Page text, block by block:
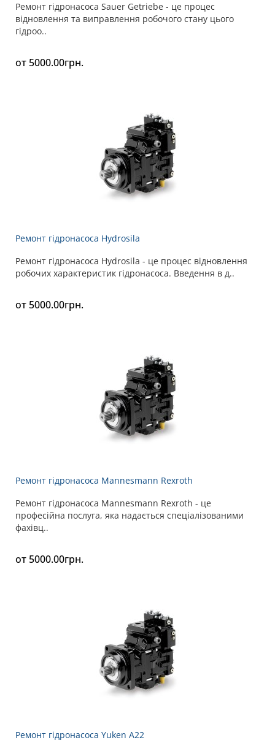
Ремонт гідронасоса Sauer Getriebe - це процес
відновлення та виправлення робочого стану цього
гідроо..
от 5000.00грн.
Ремонт гідронасоса Hydrosila
Ремонт гідронасоса Hydrosila - це процес відновлення
робочих характеристик гідронасоса. Введення в д..
от 5000.00грн.
Ремонт гідронасоса Mannesmann Rexroth
Ремонт гідронасоса Mannesmann Rexroth - це
професійна послуга, яка надається спеціалізованими
фахівц..
от 5000.00грн.
Ремонт гідронасоса Yuken A22